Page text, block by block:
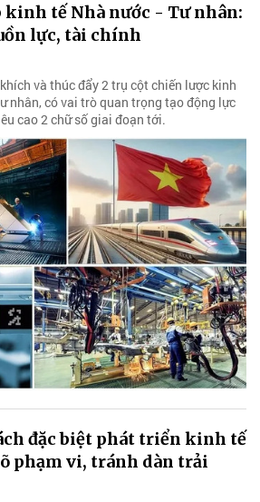
kinh tế Nhà nước - Tư nhân:
lực, tài chính
và thúc đẩy 2 trụ cột chiến lược kinh
nhân, có vai trò quan trọng tạo động lực
cao 2 chữ số giai đoạn tới.
đặc biệt phát triển kinh tế
phạm vi, tránh dàn trải